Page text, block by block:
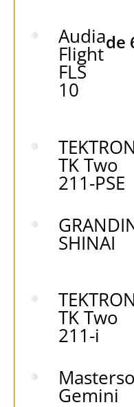
Audia
Flight
FLS
10
de
TEKTRON
TK Two
211-PSE
SHINAI
TEKTRON
TK Two
211-i
Gemini